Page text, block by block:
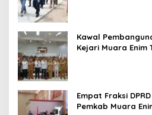
Kawal
Kejari Muara Enim
Empat Fraksi
Pemkab Muara